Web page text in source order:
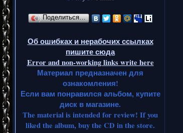
Поделиться…
Об ошибках и нерабочих ссылках
пишите сюда
Error and non-working links write here
Материал предназначен для
ознакомления!
Если вам понравился альбом, купите
диск в магазине.
The material is intended for review! If you
liked the album, buy the CD in the store.